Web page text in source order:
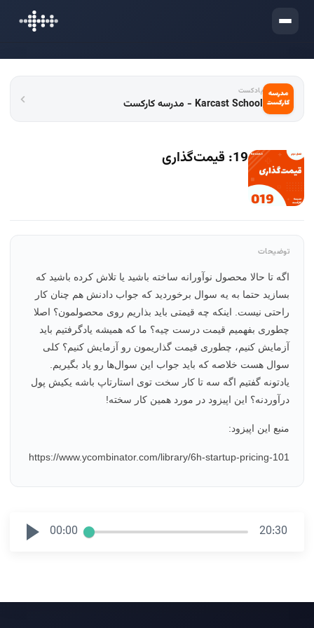
ورود
پادکست
Karcast School - مدرسه کارکست
19: قیمت‌گذاری
توضیحات
اگه تا حالا محصول نوآورانه ساخته باشید یا تلاش کرده باشید که
بسازید حتما به یه سوال برخوردید که جواب دادنش هم چنان کار
راحتی نیست. اینکه چه قیمتی باید بذاریم روی محصولمون؟ اصلا
چطوری بفهمیم قیمت درست چیه؟ ما که همیشه یادگرفتیم باید
آزمایش کنیم، چطوری قیمت گذاریمون رو آزمایش کنیم؟ کلی
سوال هست خلاصه که باید جواب این سوال‌ها رو یاد بگیریم.
یادتونه گفتیم اگه سه تا کار سخت توی استارتاپ باشه یکیش پول
درآوردنه؟ این اپیزود در مورد همین کار سخته!
منبع این اپیزود:
https://www.ycombinator.com/library/6h-startup-pricing-101
00:00 20:30